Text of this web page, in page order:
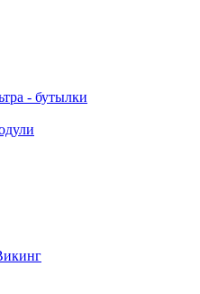
- бутылки